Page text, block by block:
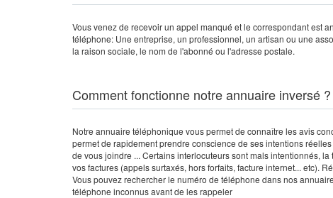
Vous venez de recevoir un appel manqué et le correspondant est
téléphone: Une entreprise, un professionnel, un artisan ou une
la raison sociale, le nom de l'abonné ou l'adresse postale.
Comment fonctionne notre annuaire inversé ?
Notre annuaire téléphonique vous permet de connaître les avis
permet de rapidement prendre conscience de ses intentions
de vous joindre ... Certains interlocuteurs sont mals intentionnés,
vos factures (appels surtaxés, hors forfaits, facture internet... etc).
Vous pouvez rechercher le numéro de téléphone dans nos
téléphone inconnus avant de les rappeler